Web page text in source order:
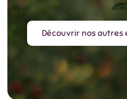
Découvrir nos autres